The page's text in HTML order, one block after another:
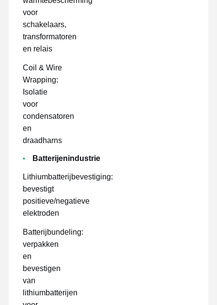
voor
schakelaars,
transformatoren
en relais
Coil & Wire
Wrapping:
Isolatie
voor
condensatoren
en
draadharns
Batterijenindustrie
Lithiumbatterijbevestiging:
bevestigt
positieve/negatieve
elektroden
Batterijbundeling:
verpakken
en
bevestigen
van
lithiumbatterijen